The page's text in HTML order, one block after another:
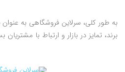
به طور کلی، سرلاین فروشگاهی به عنوان
برند، تمایز در بازار و ارتباط با